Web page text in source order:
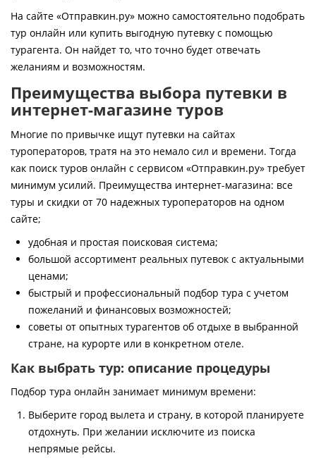
Контакты
На сайте «Отправкин.ру» можно самостоятельно подобрать
тур онлайн или купить выгодную путевку с помощью
турагента. Он найдет то, что точно будет отвечать
желаниям и возможностям.
Преимущества выбора путевки в
интернет-магазине туров
Многие по привычке ищут путевки на сайтах
туроператоров, тратя на это немало сил и времени. Тогда
как поиск туров онлайн с сервисом «Отправкин.ру» требует
минимум усилий. Преимущества интернет-магазина: все
туры и скидки от 70 надежных туроператоров на одном
сайте;
удобная и простая поисковая система;
большой ассортимент реальных путевок с актуальными
ценами;
быстрый и профессиональный подбор тура с учетом
пожеланий и финансовых возможностей;
советы от опытных турагентов об отдыхе в выбранной
стране, на курорте или в конкретном отеле.
Как выбрать тур: описание процедуры
Подбор тура онлайн занимает минимум времени:
Выберите город вылета и страну, в которой планируете
отдохнуть. При желании исключите из поиска
непрямые рейсы.